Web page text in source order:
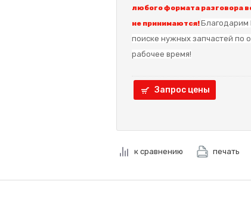
любого формата разговора
не принимаются!Благодарим
поиске нужных запчастей по
рабочее время!
Запрос цены
к сравнению печать